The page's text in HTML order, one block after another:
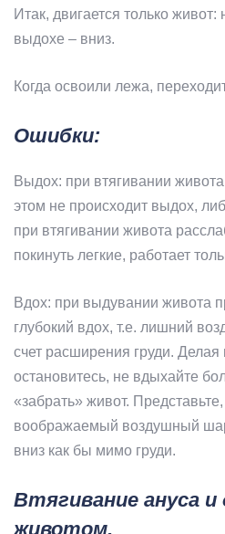
Итак, двигается только
выдохе – вниз.
Когда освоили лежа,
Ошибки:
Выдох: при втягивании
этом не происходит выдох,
при втягивании живота
покинуть легкие, работает
Вдох: при выдувании живота
глубокий вдох, т.е. лишний
счет расширения груди.
остановитесь, не вдыхайте
«забрать» живот.
воображаемый воздушный
вниз как бы мимо груди.
Втягивание ануса и
животом.